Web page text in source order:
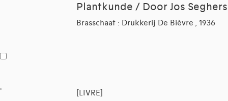
Plantkunde / Door Jos Seghers
Brasschaat : Drukkerij De Bièvre , 1936
[LIVRE]